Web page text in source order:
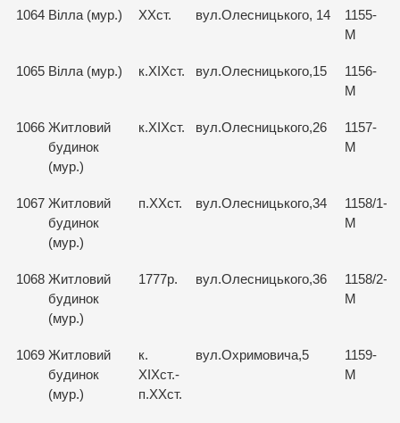
1064 Вілла (мур.) ХХст. вул.Олесницького, 14
1155-
М
1065 Вілла (мур.) к.ХІХст. вул.Олесницького,15
1156-
М
1066 Житловий
будинок
(мур.)
к.ХІХст. вул.Олесницького,26
1157-
М
1067 Житловий
будинок
(мур.)
п.ХХст. вул.Олесницького,34
1158/1-
М
1068 Житловий
будинок
(мур.)
1777р. вул.Олесницького,36
1158/2-
М
1069 Житловий
будинок
(мур.)
к.
ХІХст.-
п.ХХст.
вул.Охримовича,5
1159-
М